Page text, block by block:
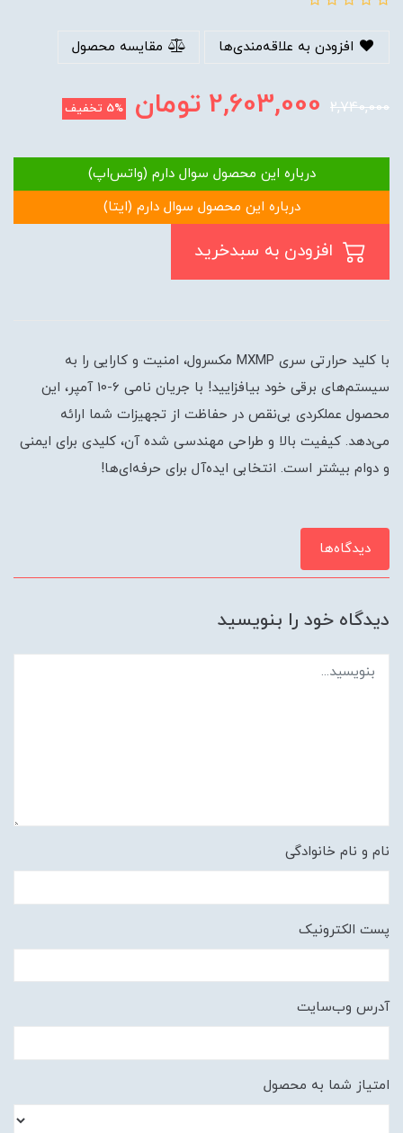
افزودن به علاقه‌مندی‌ها مقایسه محصول
2,740,000
2,603,000تومان 5%تخفیف
درباره این محصول سوال دارم (واتس‌اپ)
درباره این محصول سوال دارم (ایتا)
با کلید حرارتی سری MXMP مکسرول، امنیت و کارایی را به
سیستم‌های برقی خود بیافزایید! با جریان نامی 6-10 آمپر، این
محصول عملکردی بی‌نقص در حفاظت از تجهیزات شما ارائه
می‌دهد. کیفیت بالا و طراحی مهندسی شده آن، کلیدی برای ایمنی
و دوام بیشتر است. انتخابی ایده‌آل برای حرفه‌ای‌ها!
دیدگاه‌ها
دیدگاه خود را بنویسید
نام و نام خانوادگی
پست الکترونیک
آدرس وب‌سایت
امتیاز شما به محصول